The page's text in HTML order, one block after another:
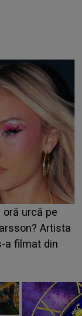
Iubirii" l-a
ESTE
se în fața
"Am